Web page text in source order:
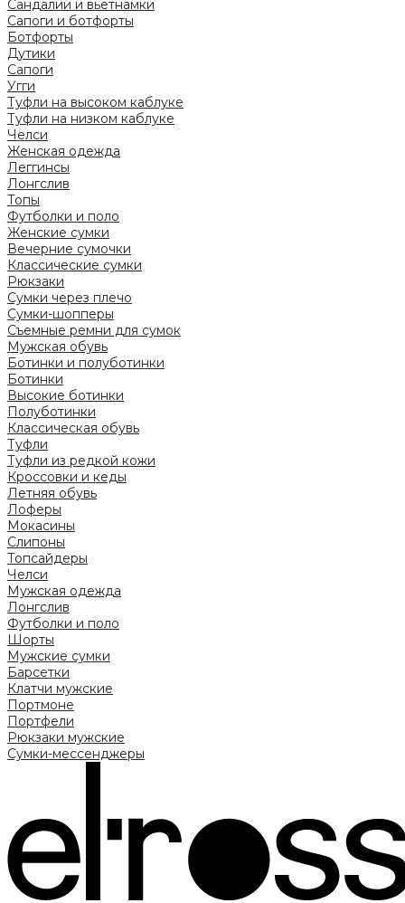
Сандалии и вьетнамки
Сапоги и ботфорты
Ботфорты
Дутики
Сапоги
Угги
Туфли на высоком каблуке
Туфли на низком каблуке
Челси
Женская одежда
Леггинсы
Лонгслив
Топы
Футболки и поло
Женские сумки
Вечерние сумочки
Классические сумки
Рюкзаки
Сумки через плечо
Сумки-шопперы
Съемные ремни для сумок
Мужская обувь
Ботинки и полуботинки
Ботинки
Высокие ботинки
Полуботинки
Классическая обувь
Туфли
Туфли из редкой кожи
Кроссовки и кеды
Летняя обувь
Лоферы
Мокасины
Слипоны
Топсайдеры
Челси
Мужская одежда
Лонгслив
Футболки и поло
Шорты
Мужские сумки
Барсетки
Клатчи мужские
Портмоне
Портфели
Рюкзаки мужские
Сумки-мессенджеры